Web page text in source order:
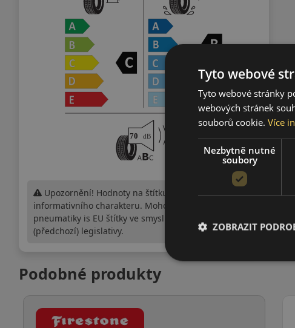
Upozornění! Hodnoty na štítku jsou pouze
informativního charakteru. Mohou být dodány
pneumatiky is EU štítky ve smyslu dosud platné
(předchozí) legislativy.
Podobné produkty
Tyto webové
Tyto webové stránky
webových stránek
souborů cookie. Více
Nezbytně nutné
soubory
ZOBRAZIT